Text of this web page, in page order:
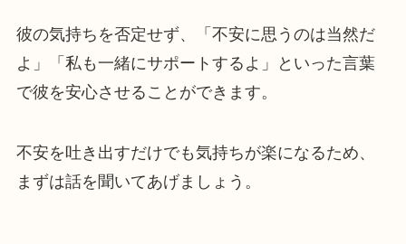
彼の気持ちを否定せず、「不安に思うのは当然だ
よ」「私も一緒にサポートするよ」といった言葉
で彼を安心させることができます。
不安を吐き出すだけでも気持ちが楽になるため、
まずは話を聞いてあげましょう。